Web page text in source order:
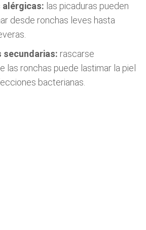
alérgicas: las picaduras pueden
desde ronchas leves hasta
secundarias: rascarse
las ronchas puede lastimar la piel
bacterianas.